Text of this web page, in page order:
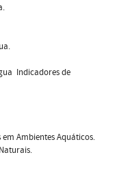
 Indicadores de
Ambientes Aquáticos.